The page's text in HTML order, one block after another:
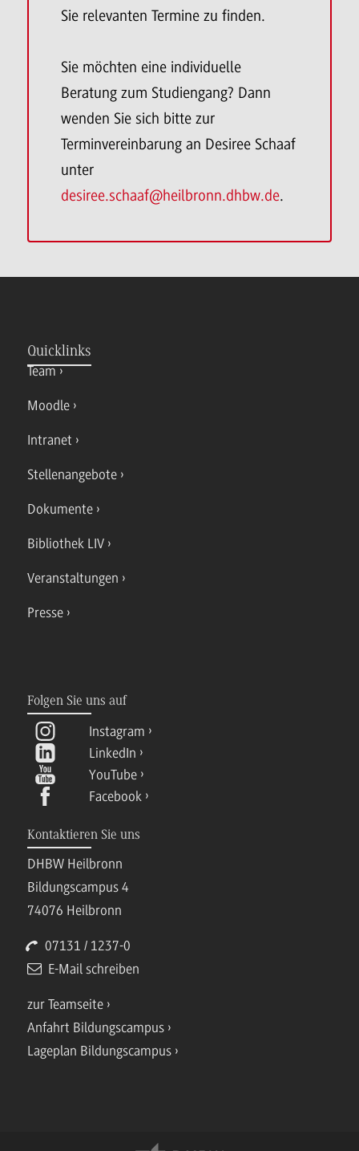
Sie relevanten Termine zu finden.
Sie möchten eine individuelle
Beratung zum Studiengang? Dann
wenden Sie sich bitte zur
Terminvereinbarung an Desiree Schaaf
unter
desiree.schaaf@heilbronn.dhbw.de.
Quicklinks
Team
Moodle
Intranet
Stellenangebote
Dokumente
Bibliothek LIV
Veranstaltungen
Presse
Folgen Sie uns auf
Instagram
LinkedIn
YouTube
Facebook
Kontaktieren Sie uns
DHBW Heilbronn
Bildungscampus 4
74076 Heilbronn
07131 / 1237-0
E-Mail schreiben
zur Teamseite
Anfahrt Bildungscampus
Lageplan Bildungscampus